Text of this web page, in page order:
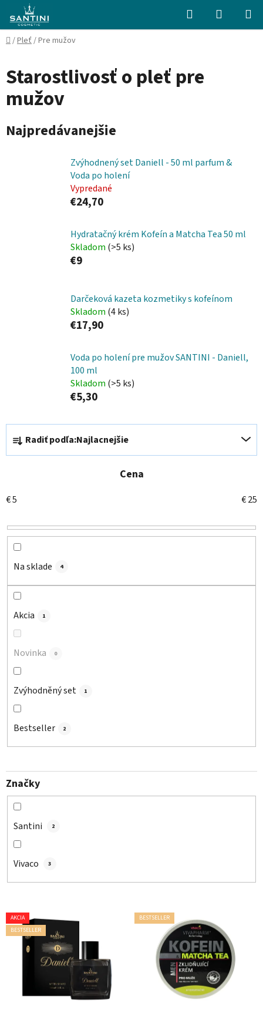
Prejsť
obsah
Hľadať
KOŠÍK
Domov
/Pleť/Pre mužov
Starostlivosť o pleť pre
mužov
Najpredávanejšie
Zvýhodnený set Daniell - 50 ml parfum &
Voda po holení
Vypredané
€24,70
Hydratačný krém Kofeín a Matcha Tea 50 ml
Skladom (>5 ks)
€9
Darčeková kazeta kozmetiky s kofeínom
Skladom (4 ks)
€17,90
Voda po holení pre mužov SANTINI - Daniell,
100 ml
Skladom (>5 ks)
€5,30
R
d
n
i
e
p
d
Radiť podľa:Najlacnejšie
Cena
€5 €25
Na sklade 4
Akcia 1
Novinka 0
Zvýhodněný set 1
Bestseller 2
Značky
Santini 2
Vivaco 3
V
ý
AKCIA
BESTSELLER
BESTSELLER